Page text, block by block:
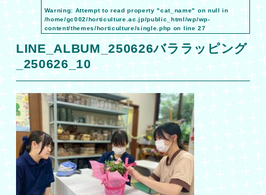
Warning: Attempt to read property "cat_name" on null in
/home/gc002/horticulture.ac.jp/public_html/wp/wp-
content/themes/horticulture/single.php on line27
LINE_ALBUM_250626バララッピング
_250626_10